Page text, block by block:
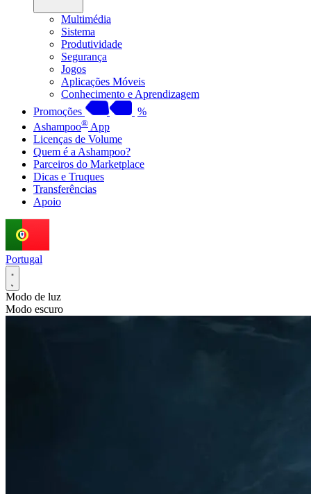
Multimédia
Sistema
Produtividade
Segurança
Jogos
Aplicações Móveis
Conhecimento e Aprendizagem
Promoções
%
Ashampoo® App
Licenças de Volume
Quem é a Ashampoo?
Parceiros do Marketplace
Dicas e Truques
Transferências
Apoio
Portugal
Modo de luz
Modo escuro